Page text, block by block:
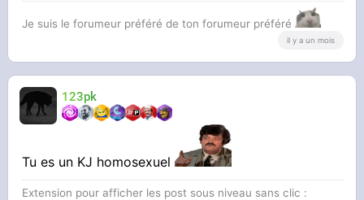
Je suis le forumeur préféré de ton forumeur préféré
il y a un mois
123pk
Tu es un KJ homosexuel
Extension pour afficher les post sous niveau sans clic :